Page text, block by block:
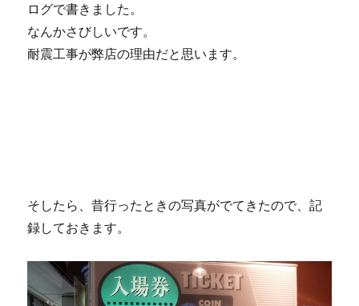
ログで書きました。
なんかさびしいです。
耐震工事が弊店の理由だと思います。
そしたら、昔行ったときの写真がでてきたので、記
録しておきます。